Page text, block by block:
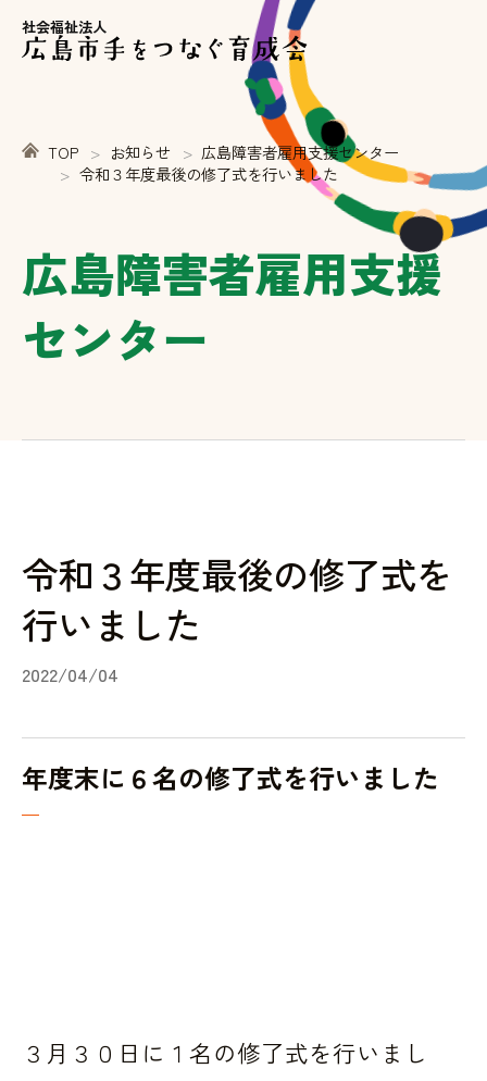
社会福祉法人
TOP お知らせ
広島障害者雇用支援センター
令和３年度最後の修了式を行いました
広島障害者雇用支援
センター
令和３年度最後の修了式を
行いました
2022/04/04
年度末に６名の修了式を行いました
３月３０日に１名の修了式を行いまし